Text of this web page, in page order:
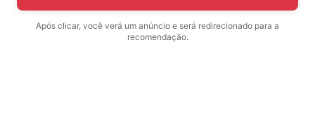
Após clicar, você verá um anúncio e será redirecionado para a
recomendação.